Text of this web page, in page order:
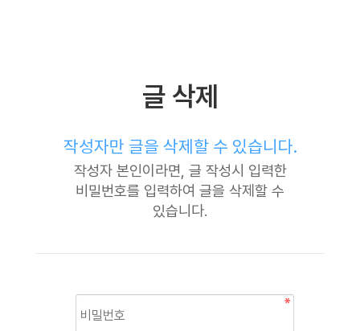
글 삭제
작성자만 글을 삭제할 수 있습니다.
작성자 본인이라면, 글 작성시 입력한
비밀번호를 입력하여 글을 삭제할 수
있습니다.